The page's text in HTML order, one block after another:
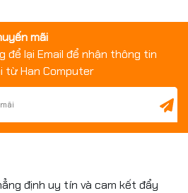
mãi
để lại Email để nhận thông tin
từ Han Computer
định uy tín và cam kết đẩy